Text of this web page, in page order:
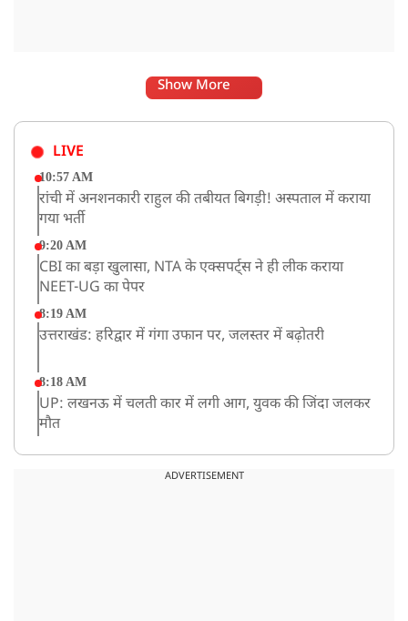
Show More
LIVE
10:57 AM
रांची में अनशनकारी राहुल की तबीयत बिगड़ी! अस्पताल में कराया
गया भर्ती
9:20 AM
CBI का बड़ा खुलासा, NTA के एक्सपर्ट्स ने ही लीक कराया
NEET-UG का पेपर
8:19 AM
उत्तराखंड: हरिद्वार में गंगा उफान पर, जलस्तर में बढ़ोतरी
8:18 AM
UP: लखनऊ में चलती कार में लगी आग, युवक की जिंदा जलकर
मौत
ADVERTISEMENT